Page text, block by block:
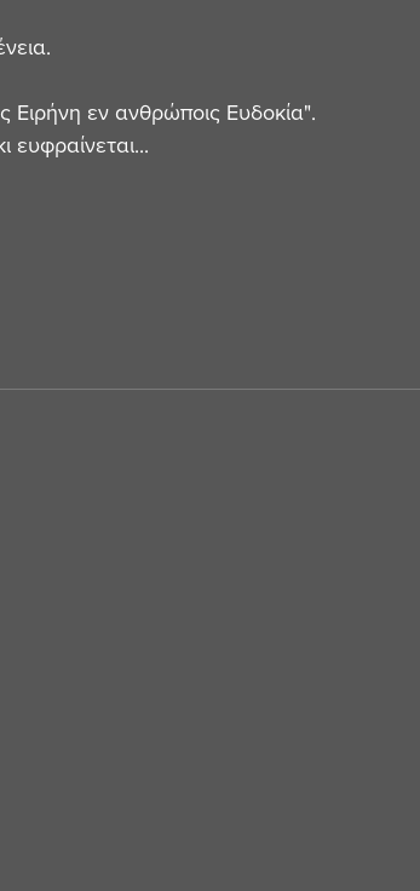
Ειρήνη εν ανθρώποις Ευδοκία".
ευφραίνεται...